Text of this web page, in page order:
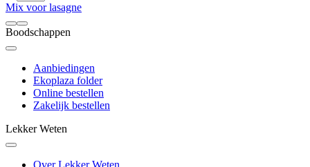
Mix voor lasagne
Boodschappen
Aanbiedingen
Ekoplaza folder
Online bestellen
Zakelijk bestellen
Lekker Weten
Over Lekker Weten